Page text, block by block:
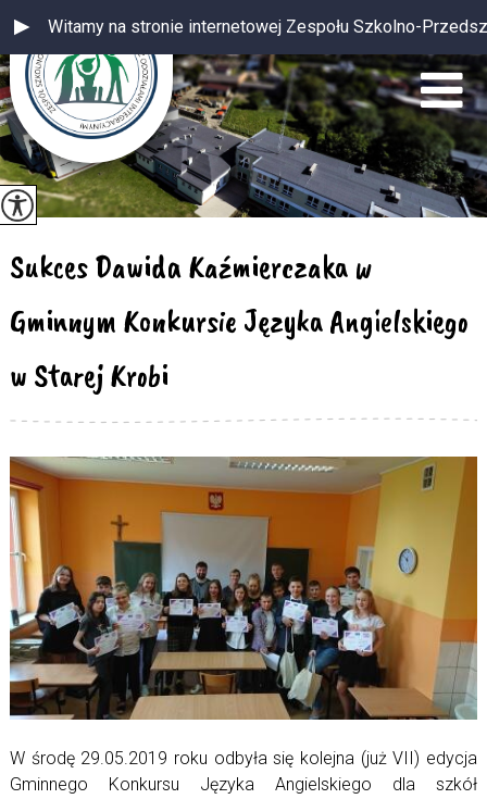
Witamy na stronie internetowej Zespołu Szkolno-
Sukces Dawida Kaźmierczaka w
Gminnym Konkursie Języka Angielskiego
w Starej Krobi
W środę 29.05.2019 roku odbyła się kolejna (już VII) edycja
Gminnego Konkursu Języka Angielskiego dla szkół